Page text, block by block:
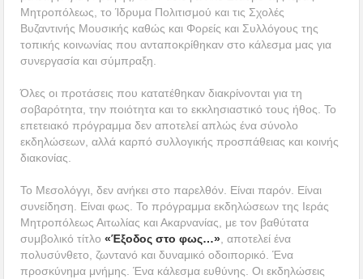
Μητροπόλεως, το Ίδρυμα Πολιτισμού και τις Σχολές
Βυζαντινής Μουσικής καθώς και Φορείς και Συλλόγους της
τοπικής κοινωνίας που ανταποκρίθηκαν στο κάλεσμα μας για
συνεργασία και σύμπραξη.
Όλες οι προτάσεις που κατατέθηκαν διακρίνονται για τη
σοβαρότητα, την ποιότητα και το εκκλησιαστικό τους ήθος. Το
επετειακό πρόγραμμα δεν αποτελεί απλώς ένα σύνολο
εκδηλώσεων, αλλά καρπό συλλογικής προσπάθειας και κοινής
διακονίας.
Το Μεσολόγγι, δεν ανήκει στο παρελθόν. Είναι παρόν. Είναι
συνείδηση. Είναι φως. Το πρόγραμμα εκδηλώσεων της Ιεράς
Μητροπόλεως Αιτωλίας και Ακαρνανίας, με τον βαθύτατα
συμβολικό τίτλο«Έξοδος στο φως…» , αποτελεί ένα
πολυσύνθετο, ζωντανό και δυναμικό οδοιπορικό. Ένα
προσκύνημα μνήμης. Ένα κάλεσμα ευθύνης. Οι εκδηλώσεις